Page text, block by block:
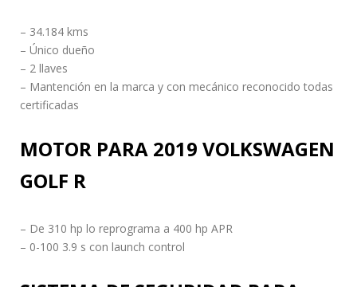
– 34.184 kms
– Único dueño
– 2 llaves
– Mantención en la marca y con mecánico reconocido todas
certificadas
MOTOR PARA 2019 VOLKSWAGEN
GOLF R
– De 310 hp lo reprograma a 400 hp APR
– 0-100 3.9 s con launch control